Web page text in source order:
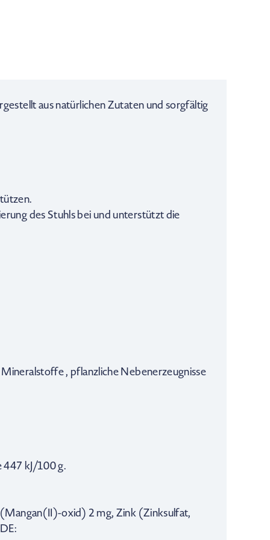
aus natürlichen Zutaten und sorgfältig
des Stuhls bei und unterstützt die
, pflanzliche Nebenerzeugnisse
447 kJ/100 g.
oxid) 2 mg, Zink (Zinksulfat,